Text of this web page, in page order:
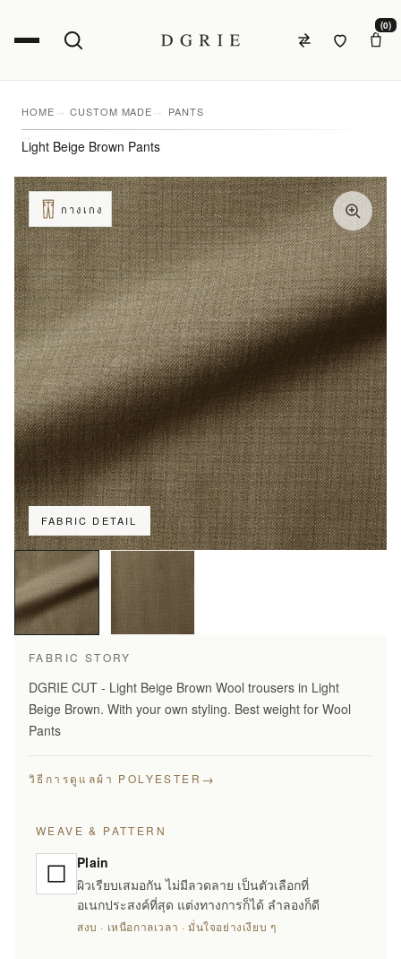
(0)
HOME CUSTOM MADE PANTS
Light Beige Brown Pants
FABRIC DETAIL
กางเกง
FABRIC STORY
DGRIE CUT - Light Beige Brown Wool trousers in Light
Beige Brown. With your own styling. Best weight for Wool
Pants
วิธีการดูแลผ้า POLYESTER →
WEAVE & PATTERN
Plain
ผิวเรียบเสมอกัน ไม่มีลวดลาย เป็นตัวเลือกที่
อเนกประสงค์ที่สุด แต่งทางการก็ได้ ลำลองก็ดี
สงบ · เหนือกาลเวลา · มั่นใจอย่างเงียบ ๆ